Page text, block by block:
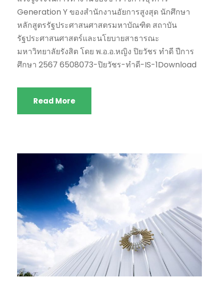
Generation Y ของสำนักงานอัยการสูงสุด นักศึกษา
หลักสูตรรัฐประศาสนศาสตรมหาบัณฑิต สถาบัน
รัฐประศาสนศาสตร์และนโยบายสาธารณะ
มหาวิทยาลัยรังสิต โดย พ.อ.อ.หญิง ปิยวัชร ทำดี ปีการ
ศึกษา 2567 6508073-ปิยวัชร-ทำดี-IS-1Download
Read More